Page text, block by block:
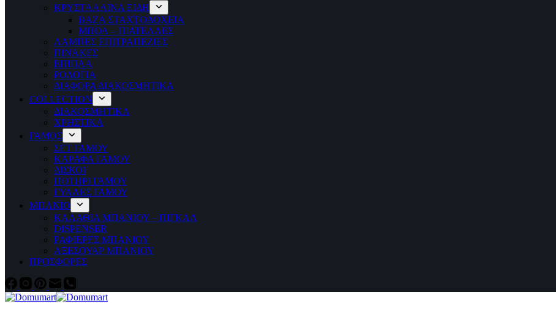
ΚΡΥΣΤΑΛΛΙΝΑ ΕΙΔΗ
ΒΑΖΑ ΣΤΑΧΤΟΔΟΧΕΙΑ
ΜΠΟΛ – ΠΙΑΤΕΛΛΕΣ
ΛΑΜΠΕΣ ΕΠΙΤΡΑΠΕΖΙΕΣ
ΠΙΝΑΚΕΣ
ΕΠΙΠΛΑ
ΡΟΛΟΓΙΑ
ΔΙΑΦΟΡΑ ΔΙΑΚΟΣΜΗΤΙΚΑ
COLLECTION
ΔΙΑΚΟΣΜΗΤΙΚΑ
ΧΡΗΣΤΙΚΑ
ΓΑΜΟΣ
ΣΕΤ ΓΑΜΟΥ
ΚΑΡΑΦΑ ΓΑΜΟΥ
ΔΙΣΚΟΙ
ΠΟΤΗΡΙ ΓΑΜΟΥ
ΓΥΑΛΕΣ ΓΑΜΟΥ
ΜΠΑΝΙΟ
ΚΑΛΑΘΙΑ ΜΠΑΝΙΟΥ – ΠΙΓΚΑΛ
DISPENSER
ΡΑΦΙΕΡΕΣ ΜΠΑΝΙΟΥ
ΑΞΕΣΟΥΑΡ ΜΠΑΝΙΟΥ
ΠΡΟΣΦΟΡΕΣ